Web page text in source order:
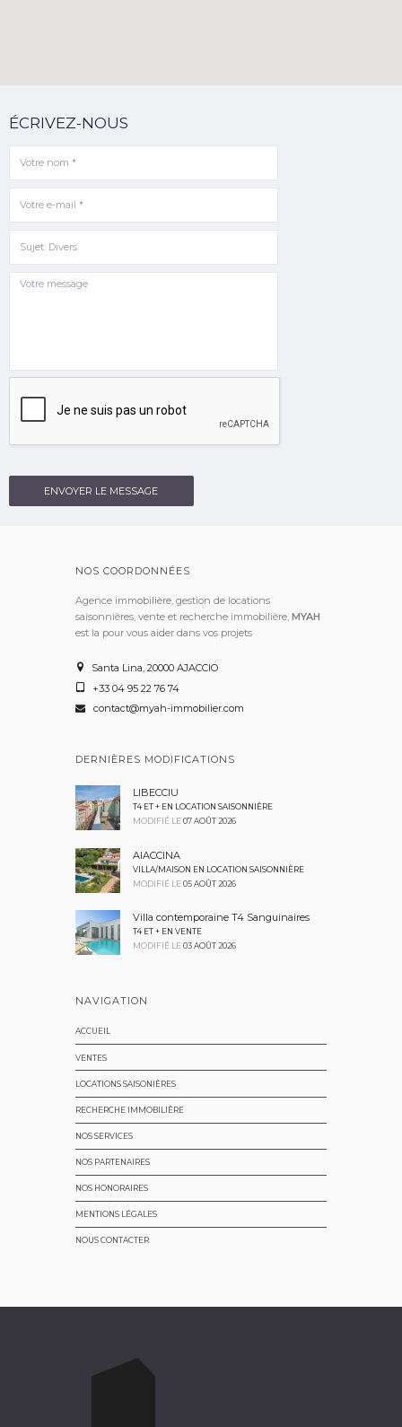
ÉCRIVEZ-NOUS
ENVOYER LE MESSAGE
NOS COORDONNÉES
Agence immobilière, gestion de locations
saisonnières, vente et recherche immobilière, MYAH
est la pour vous aider dans vos projets
Santa Lina, 20000 AJACCIO
+33 04 95 22 76 74
contact@myah-immobilier.com
DERNIÈRES MODIFICATIONS
LIBECCIU
T4 ET + EN LOCATION SAISONNIÈRE
MODIFIÉ LE 07 AOÛT 2026
AIACCINA
VILLA/MAISON EN LOCATION SAISONNIÈRE
MODIFIÉ LE 05 AOÛT 2026
Villa contemporaine T4 Sanguinaires
T4 ET + EN VENTE
MODIFIÉ LE 03 AOÛT 2026
NAVIGATION
ACCUEIL
VENTES
LOCATIONS SAISONIÈRES
RECHERCHE IMMOBILIÈRE
NOS SERVICES
NOS PARTENAIRES
NOS HONORAIRES
MENTIONS LÉGALES
NOUS CONTACTER